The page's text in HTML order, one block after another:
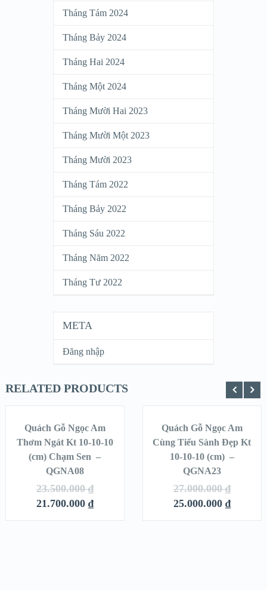
Tháng Tám 2024
Tháng Bảy 2024
Tháng Hai 2024
Tháng Một 2024
Tháng Mười Hai 2023
Tháng Mười Một 2023
Tháng Mười 2023
Tháng Tám 2022
Tháng Bảy 2022
Tháng Sáu 2022
Tháng Năm 2022
Tháng Tư 2022
META
Đăng nhập
RELATED PRODUCTS
SALE!
QUICK LOOK
VIEW DETAILS
THÊM VÀO
Quách Gỗ Ngọc Am
Thơm Ngát Kt 10-10-10
(cm) Chạm Sen –
QGNA08
23.500.000₫
21.700.000 ₫
SALE!
QUICK LOOK
VIEW DETAILS
Quách Gỗ Ngọc Am
Cùng Tiểu Sành Đẹp Kt
10-10-10 (cm) –
QGNA23
27.000.000₫
25.000.000 ₫